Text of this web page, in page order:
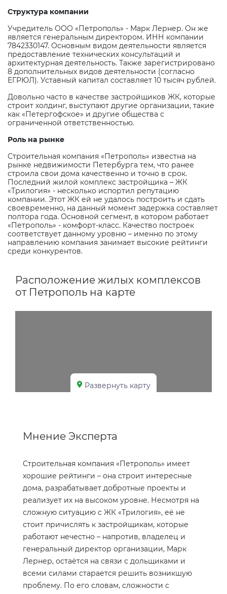
Структура компании
Учредитель ООО «Петрополь» - Марк Лернер. Он же
является генеральным директором. ИНН компании
7842330147. Основным видом деятельности является
предоставление технических консультаций и
архитектурная деятельность. Также зарегистрировано
8 дополнительных видов деятельности (согласно
ЕГРЮЛ). Уставный капитал составляет 10 тысяч рублей.
Довольно часто в качестве застройщиков ЖК, которые
строит холдинг, выступают другие организации, такие
как «Петергофское» и другие общества с
ограниченной ответственностью.
Роль на рынке
Строительная компания «Петрополь» известна на
рынке недвижимости Петербурга тем, что ранее
строила свои дома качественно и точно в срок.
Последний жилой комплекс застройщика – ЖК
«Трилогия» - несколько испортил репутацию
компании. Этот ЖК ей не удалось построить и сдать
своевременно, на данный момент задержка составляет
полтора года. Основной сегмент, в котором работает
«Петрополь» - комфорт-класс. Качество построек
соответствует данному уровню – именно по этому
направлению компания занимает высокие рейтинги
среди конкурентов.
Расположение жилых комплексов
от Петрополь на карте
Развернуть карту
Мнение Эксперта
Строительная компания «Петрополь» имеет
хорошие рейтинги – она строит интересные
дома, разрабатывает добротные проекты и
реализует их на высоком уровне. Несмотря на
сложную ситуацию с ЖК «Трилогия», её не
стоит причислять к застройщикам, которые
работают нечестно – напротив, владелец и
генеральный директор организации, Марк
Лернер, остаётся на связи с дольщиками и
всеми силами старается решить возникшую
проблему. По его словам, сложности с